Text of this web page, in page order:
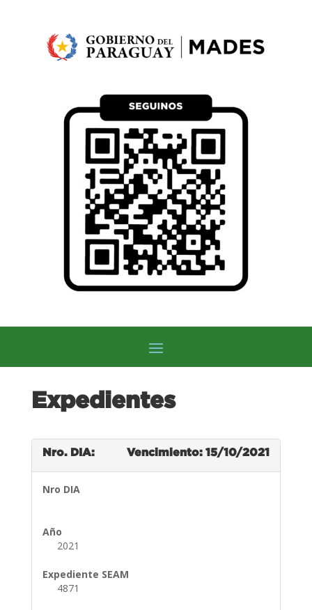
Expedientes
Nro. DIA: Vencimiento: 15/10/2021
Nro DIA
Año
2021
Expediente SEAM
4871